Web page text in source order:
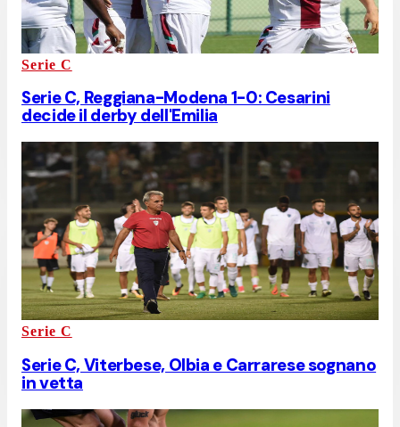
Serie C
Serie C, Reggiana-Modena 1-0: Cesarini
decide il derby dell'Emilia
Serie C
Serie C, Viterbese, Olbia e Carrarese sognano
in vetta